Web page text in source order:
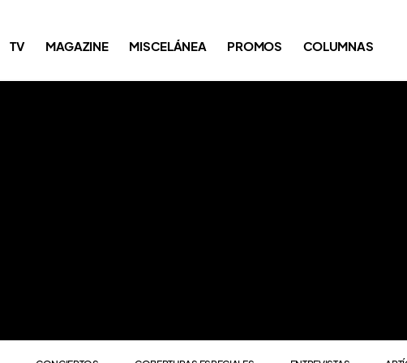
TV MAGAZINE MISCELÁNEA PROMOS COLUMNAS